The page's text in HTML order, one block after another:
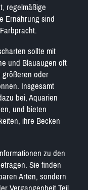
regelmäßige
Ernährung sind
sollte mit
und Blauaugen oft
oder
Insgesamt
bei, Aquarien
und bieten
ihre Becken
zu den
Sie finden
Arten, sondern